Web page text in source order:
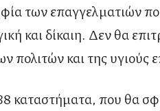
των επαγγελματιών
και δίκαιη. Δεν θα
πολιτών και της υγιούς
καταστήματα, που θα